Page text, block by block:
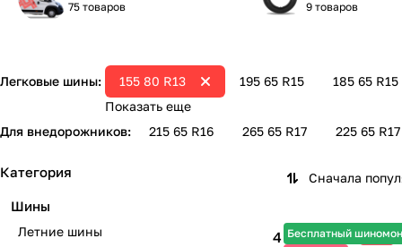
75 товаров 9 товаров
Легковые шины: 195 65 R15 185 65 R15
155 80 R13
Показать еще
Для внедорожников:
215 65 R16 265 65 R17 225 65 R17
Сначала
Бесплатный
4 590 ₽4 730 ₽ -3%
Категория
Шины
Летние шины